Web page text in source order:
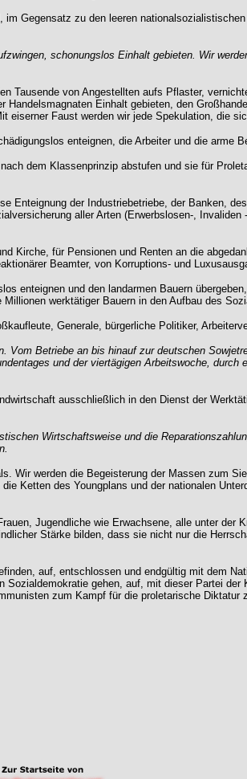
Gegensatz zu den leeren
schonungslos Einhalt gebieten. Wir
Tausende von Angestellten aufs Pflaster,
Einhalt gebieten, den
Faust werden wir jede Spekulation, die
enteignen, die Arbeiter und die arme
dem Klassenprinzip abstufen und sie für
Enteignung der Industriebetriebe, der Banken,
aller Arten (Erwerbslosen-,
Kirche, für Pensionen und Renten an die
Beamter, von Korruptions- und
enteignen und den landarmen Bauern
werktätiger Bauern in den Aufbau des
Generale, bürgerliche Politiker,
Betriebe an bis hinauf zur deutschen
und der viertägigen Arbeitswoche,
ausschließlich in den Dienst der
Wirtschaftsweise und die
werden die Begeisterung der Massen zum
Ketten des Youngplans und der nationalen
Jugendliche wie Erwachsene, alle unter der
Stärke bilden, dass sie nicht nur die
auf, entschlossen und endgültig mit dem
gehen, auf, mit dieser Partei
zum Kampf für die proletarische Diktatur